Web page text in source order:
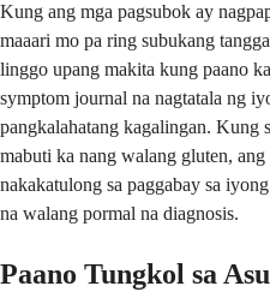
Kung ang mga pagsubok ay
maaari mo pa ring subukang
linggo upang makita kung paano
symptom journal na nagtatala ng
pangkalahatang kagalingan. Kung
mabuti ka nang walang gluten,
nakakatulong sa paggabay sa
na walang pormal na diagnosis.
Paano Tungkol sa